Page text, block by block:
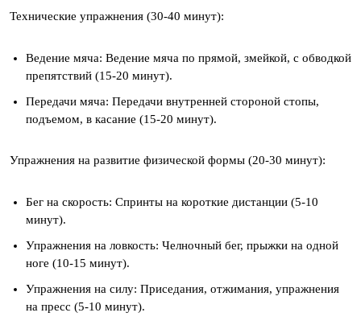
Технические упражнения (30-40 минут):
Ведение мяча: Ведение мяча по прямой, змейкой, с обводкой
препятствий (15-20 минут).
Передачи мяча: Передачи внутренней стороной стопы,
подъемом, в касание (15-20 минут).
Упражнения на развитие физической формы (20-30 минут):
Бег на скорость: Спринты на короткие дистанции (5-10
минут).
Упражнения на ловкость: Челночный бег, прыжки на одной
ноге (10-15 минут).
Упражнения на силу: Приседания, отжимания, упражнения
на пресс (5-10 минут).